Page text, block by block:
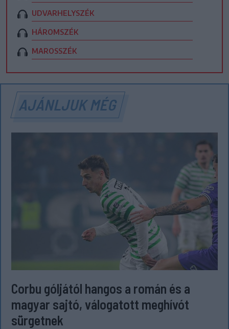
UDVARHELYSZÉK
HÁROMSZÉK
MAROSSZÉK
AJÁNLJUK MÉG
Corbu góljától hangos a román és a
magyar sajtó, válogatott meghívót
sürgetnek